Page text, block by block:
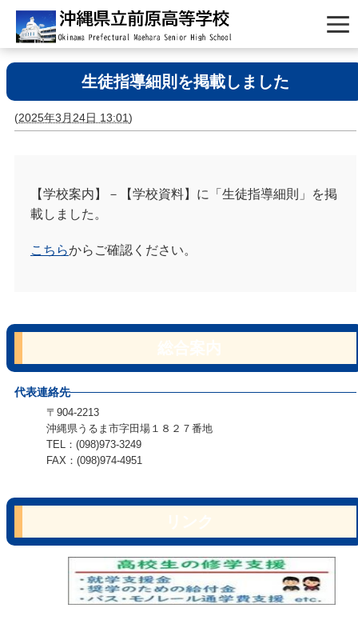
生徒指導細則を掲載しました
(2025年3月24日 13:01)
【学校案内】－【学校資料】に「生徒指導細則」を掲
載しました。
こちらからご確認ください。
代表連絡先
〒904-2213
沖縄県うるま市字田場１８２７番地
TEL：(098)973-3249
FAX：(098)974-4951